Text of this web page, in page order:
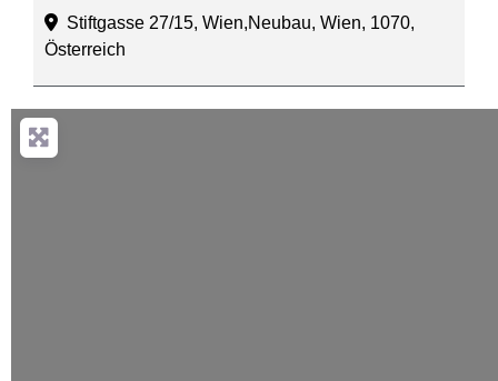
Stiftgasse 27/15, Wien,Neubau, Wien, 1070,
Österreich